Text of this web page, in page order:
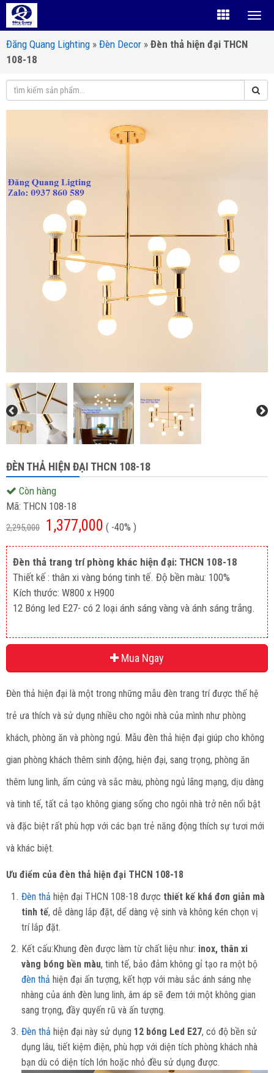
Đăng Quang Lighting » Đèn Decor » Đèn thả hiện đại THCN
108-18
ĐÈN THẢ HIỆN ĐẠI THCN 108-18
Còn hàng
Mã: THCN 108-18
2,295,000 1,377,000 ( -40% )
Đèn thả trang trí phòng khác hiện đại: THCN 108-18
Thiết kế : thân xi vàng bóng tinh tế. Độ bền màu: 100%
Kích thước: W800 x H900
12 Bóng led E27- có 2 loại ánh sáng vàng và ánh sáng trắng.
Mua Ngay
Đèn thả hiện đại là một trong những mẫu đèn trang trí được thế hệ
trẻ ưa thích và sử dụng nhiều cho ngôi nhà của mình như phòng
khách, phòng ăn và phòng ngủ. Mẫu đèn thả hiện đại giúp cho không
gian phòng khách thêm sinh động, hiện đại, sang trọng, phòng ăn
thêm lung linh, ấm cúng và sắc màu, phòng ngủ lãng mạng, dịu dàng
và tinh tế, tất cả tạo không giang sống cho ngôi nhà trở nên nổi bật
và đặc biệt rất phù hợp với các bạn trẻ năng động thích sự tươi mới
và khác biệt.
Ưu điểm của đèn thả hiện đại THCN 108-18
Đèn thả hiện đại THCN 108-18 được thiết kế khá đơn giản mà
tinh tế, dễ dàng lắp đặt, dể dàng vệ sinh và không kén chọn vị
trí lắp đặt.
Kết cấu:Khung đèn được làm từ chất liệu như: inox, thân xi
vàng bóng bền màu, tinh tế, bảo đảm không gỉ tạo ra một bộ
đèn thả hiện đại ấn tượng, kết hợp với màu sắc ánh sáng nhẹ
nhàng của ánh đèn lung linh, âm áp sẽ đem tới một không gian
sang trọng, đầy quyến rũ và ấn tượng.
Đèn thả hiện đại này sử dụng 12 bóng Led E27, có độ bền sử
dụng lâu, tiết kiệm điện, phù hợp với diện tích phòng khách nhà
bạn dù có diện tích lớn hoặc nhỏ đều sử dụng được.